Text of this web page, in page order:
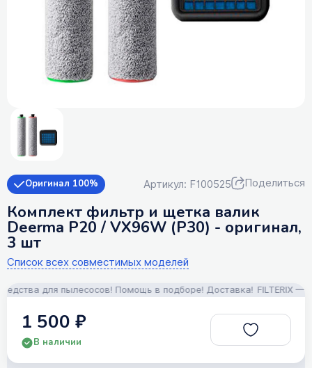
Оригинал 100% Артикул: F100525 Поделиться
Комплект фильтр и щетка валик
Deerma P20 / VX96W (P30) - оригинал,
3 шт
Список всех совместимых моделей
для пылесосов! Помощь в подборе! Доставка! FILTERIX —
1 500 ₽
В наличии